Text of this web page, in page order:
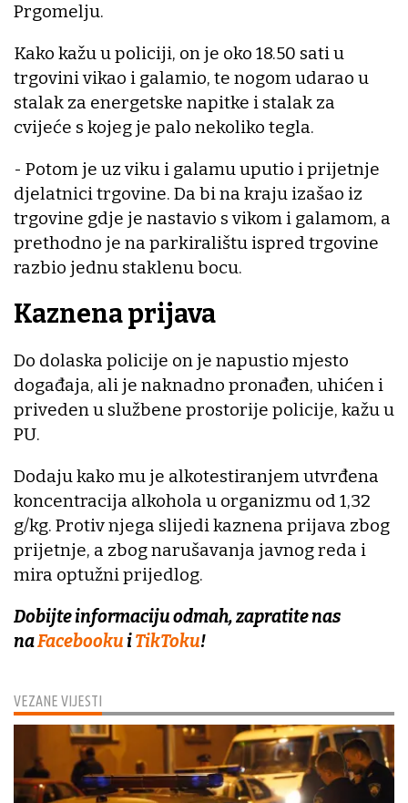
VEZANE VIJESTI
Prgomelju.
Kako kažu u policiji, on je oko 18.50 sati u
trgovini vikao i galamio, te nogom udarao u
stalak za energetske napitke i stalak za
cvijeće s kojeg je palo nekoliko tegla.
- Potom je uz viku i galamu uputio i prijetnje
djelatnici trgovine. Da bi na kraju izašao iz
trgovine gdje je nastavio s vikom i galamom, a
prethodno je na parkiralištu ispred trgovine
razbio jednu staklenu bocu.
Kaznena prijava
Do dolaska policije on je napustio mjesto
događaja, ali je naknadno pronađen, uhićen i
priveden u službene prostorije policije, kažu u
PU.
Dodaju kako mu je alkotestiranjem utvrđena
koncentracija alkohola u organizmu od 1,32
g/kg. Protiv njega slijedi kaznena prijava zbog
prijetnje, a zbog narušavanja javnog reda i
mira optužni prijedlog.
Dobijte informaciju odmah, zapratite nas
naFacebookuiTikToku!